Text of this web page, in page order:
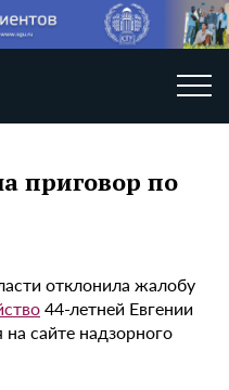
приговор по
отклонила жалобу
44-летней Евгении
сайте надзорного